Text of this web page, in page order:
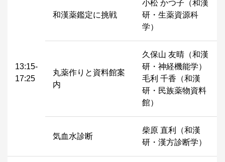
13:15-
17:25
和漢薬鑑定に挑戦
小松 かつ子（和漢
研・生薬資源科
学）
丸薬作りと資料館案
内
久保山 友晴（和漢
研・神経機能学）
毛利 千香（和漢
研・民族薬物資料
館）
気血水診断
柴原 直利（和漢
研・漢方診断学）